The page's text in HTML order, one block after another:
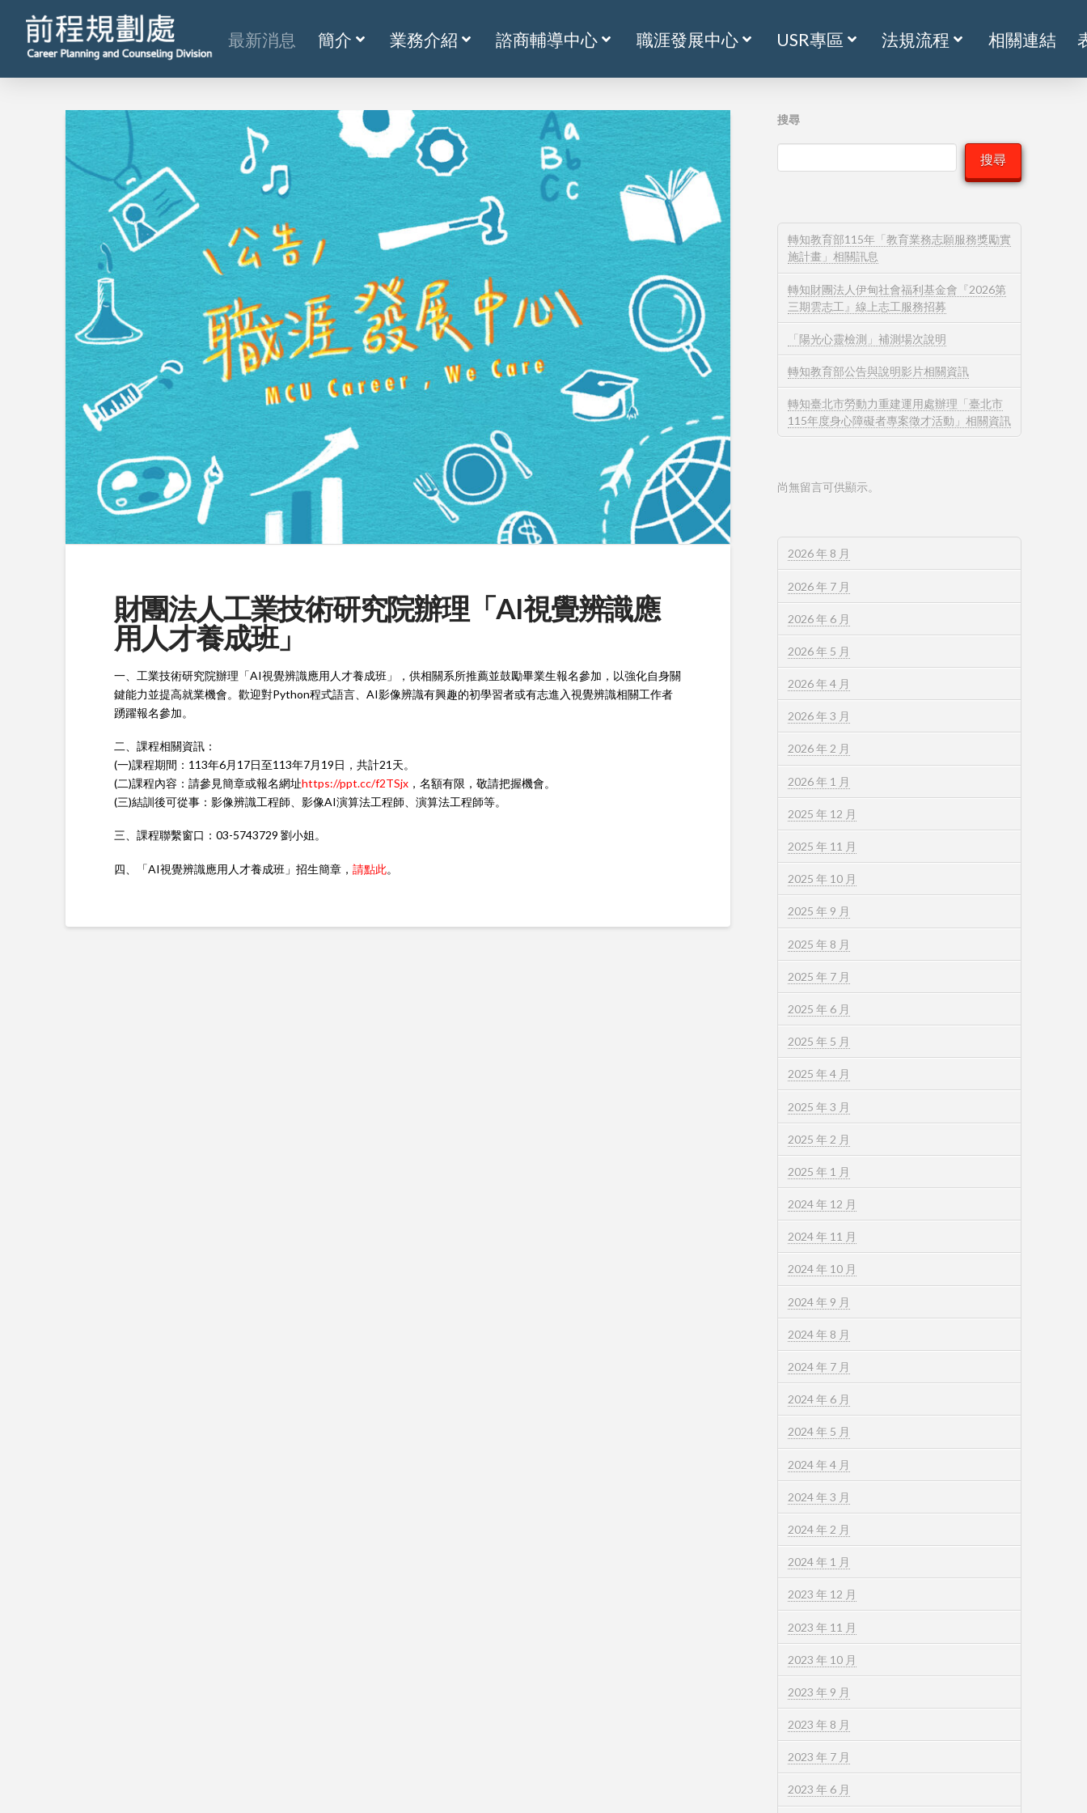
最新消息 簡介 業務介紹 諮商輔導中心 職涯發展中心 USR專區 法規流程 相關連結
財團法人工業技術研究院辦理「AI視覺辨識應
用人才養成班」
一、工業技術研究院辦理「AI視覺辨識應用人才養成班」，供相關系所推薦並鼓勵畢業生報名參加，以強化自身關
鍵能力並提高就業機會。歡迎對Python程式語言、AI影像辨識有興趣的初學習者或有志進入視覺辨識相關工作者
踴躍報名參加。
二、課程相關資訊：
(一)課程期間：113年6月17日至113年7月19日，共計21天。
(二)課程內容：請參見簡章或報名網址https://ppt.cc/f2TSjx，名額有限，敬請把握機會。
(三)結訓後可從事：影像辨識工程師、影像AI演算法工程師、演算法工程師等。
三、課程聯繫窗口：03-5743729 劉小姐。
四、「AI視覺辨識應用人才養成班」招生簡章， 請點此。
搜尋
搜尋
轉知教育部115年「教育業務志願服務獎勵實
施計畫」相關訊息
轉知財團法人伊甸社會福利基金會『2026第
三期雲志工』線上志工服務招募
「陽光心靈檢測」補測場次說明
轉知教育部公告與說明影片相關資訊
轉知臺北市勞動力重建運用處辦理「臺北市
115年度身心障礙者專案徵才活動」相關資訊
尚無留言可供顯示。
2026 年 8 月
2026 年 7 月
2026 年 6 月
2026 年 5 月
2026 年 4 月
2026 年 3 月
2026 年 2 月
2026 年 1 月
2025 年 12 月
2025 年 11 月
2025 年 10 月
2025 年 9 月
2025 年 8 月
2025 年 7 月
2025 年 6 月
2025 年 5 月
2025 年 4 月
2025 年 3 月
2025 年 2 月
2025 年 1 月
2024 年 12 月
2024 年 11 月
2024 年 10 月
2024 年 9 月
2024 年 8 月
2024 年 7 月
2024 年 6 月
2024 年 5 月
2024 年 4 月
2024 年 3 月
2024 年 2 月
2024 年 1 月
2023 年 12 月
2023 年 11 月
2023 年 10 月
2023 年 9 月
2023 年 8 月
2023 年 7 月
2023 年 6 月